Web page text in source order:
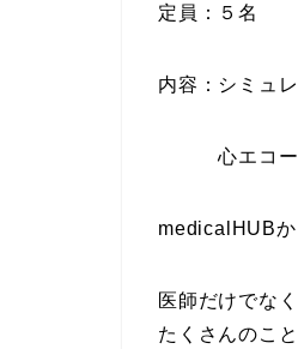
定員：５名
内容：シミュ
心エコー実
medicalHUB
医師だけでな
たくさんのこ